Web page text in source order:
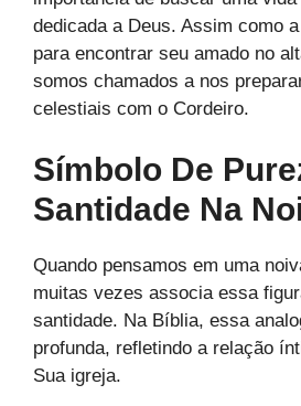
dedicada a Deus. Assim como
para encontrar seu amado no
somos chamados a nos
celestiais com o Cordeiro.
Símbolo De
Santidade Na
Quando pensamos em uma
muitas vezes associa essa
santidade. Na Bíblia, essa
profunda, refletindo a relação
Sua igreja.